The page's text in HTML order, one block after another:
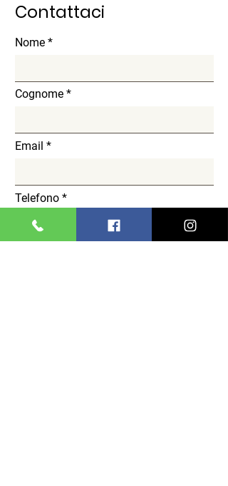
Contattaci
Nome
Cognome
Email
Telefono